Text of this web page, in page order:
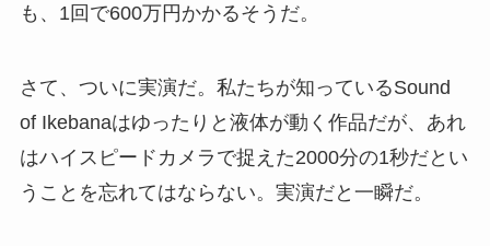
も、1回で600万円かかるそうだ。
さて、ついに実演だ。私たちが知っているSound
of Ikebanaはゆったりと液体が動く作品だが、あれ
はハイスピードカメラで捉えた2000分の1秒だとい
うことを忘れてはならない。実演だと一瞬だ。